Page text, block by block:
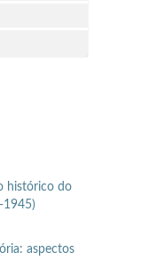
histórico do
1945)
aspectos